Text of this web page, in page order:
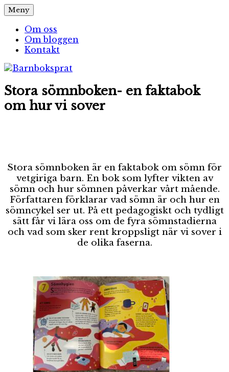
Hoppa
till
innehåll
Barnboksprat
– en blogg om barnböcker
Meny
Om oss
Om bloggen
Kontakt
Stora sömnboken- en faktabok
om hur vi sover
Stora sömnboken är en faktabok om sömn för
vetgiriga barn. En bok som lyfter vikten av
sömn och hur sömnen påverkar vårt mående.
Författaren förklarar vad sömn är och hur en
sömncykel ser ut. På ett pedagogiskt och tydligt
sätt får vi lära oss om de fyra sömnstadierna
och vad som sker rent kroppsligt när vi sover i
de olika faserna.